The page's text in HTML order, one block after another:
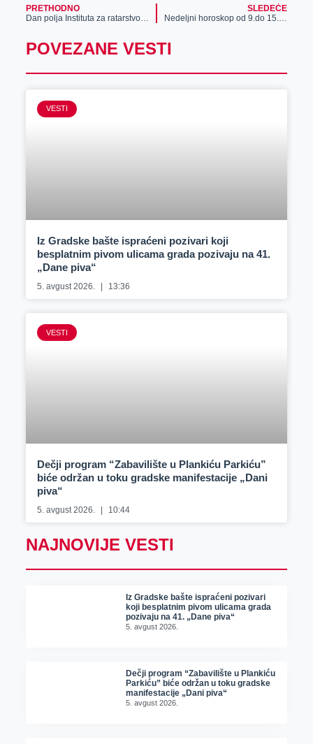
PRETHODNO
Dan polja Instituta za ratarstvo i povtarstvo
SLEDEĆE
Nedeljni horoskop od 9.do 15.septembra
POVEZANE VESTI
VESTI
Iz Gradske bašte ispraćeni pozivari koji
besplatnim pivom ulicama grada pozivaju na 41.
„Dane piva“
5. avgust 2026. 13:36
VESTI
Dečji program “Zabavilište u Plankiću Parkiću”
biće održan u toku gradske manifestacije „Dani
piva“
5. avgust 2026. 10:44
NAJNOVIJE VESTI
Iz Gradske bašte ispraćeni pozivari
koji besplatnim pivom ulicama grada
pozivaju na 41. „Dane piva“
5. avgust 2026.
Dečji program “Zabavilište u Plankiću
Parkiću” biće održan u toku gradske
manifestacije „Dani piva“
5. avgust 2026.